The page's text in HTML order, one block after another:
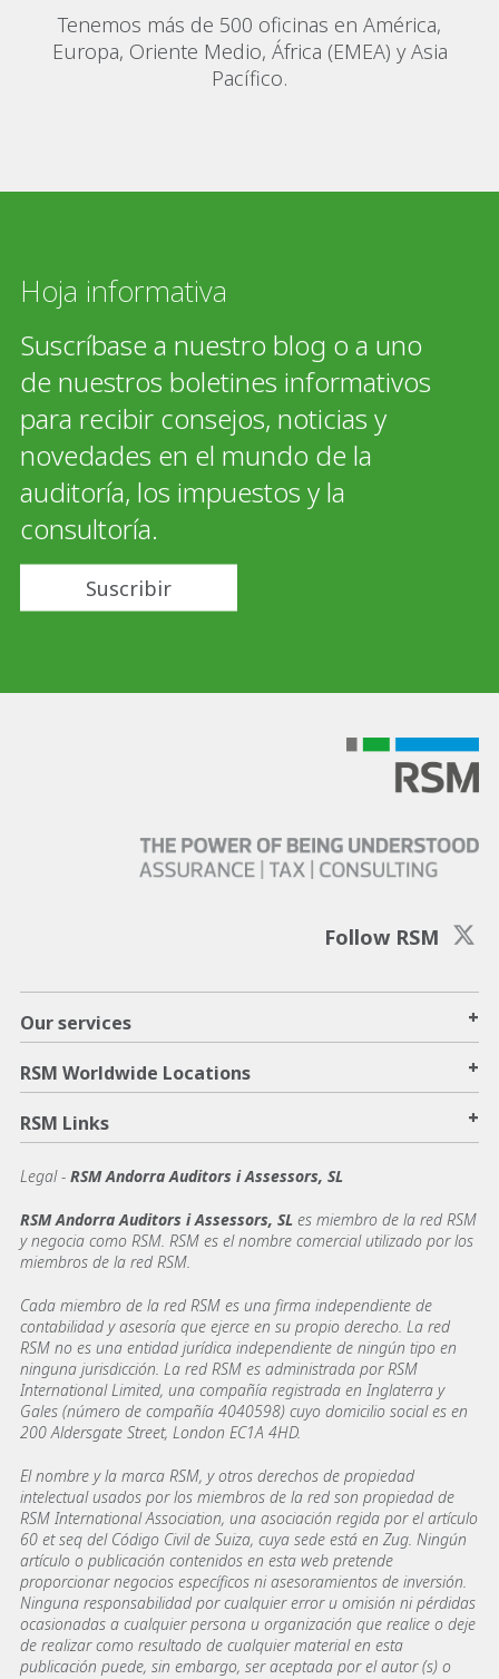
Tenemos más de 500 oficinas en América,
Europa, Oriente Medio, África (EMEA) y Asia
Pacífico.
Hoja informativa
Suscríbase a nuestro blog o a uno
de nuestros boletines informativos
para recibir consejos, noticias y
novedades en el mundo de la
auditoría, los impuestos y la
consultoría.
Suscribir
Follow RSM
Our services +
RSM Worldwide Locations +
RSM Links +
Legal - RSM Andorra Auditors i Assessors, SL
RSM Andorra Auditors i Assessors, SL es miembro de la red RSM
y negocia como RSM. RSM es el nombre comercial utilizado por los
miembros de la red RSM.
Cada miembro de la red RSM es una firma independiente de
contabilidad y asesoría que ejerce en su propio derecho. La red
RSM no es una entidad jurídica independiente de ningún tipo en
ninguna jurisdicción. La red RSM es administrada por RSM
International Limited, una compañía registrada en Inglaterra y
Gales (número de compañía 4040598) cuyo domicilio social es en
200 Aldersgate Street, London EC1A 4HD.
El nombre y la marca RSM, y otros derechos de propiedad
intelectual usados por los miembros de la red son propiedad de
RSM International Association, una asociación regida por el artículo
60 et seq del Código Civil de Suiza, cuya sede está en Zug. Ningún
artículo o publicación contenidos en esta web pretende
proporcionar negocios específicos ni asesoramientos de inversión.
Ninguna responsabilidad por cualquier error u omisión ni pérdidas
ocasionadas a cualquier persona u organización que realice o deje
de realizar como resultado de cualquier material en esta
publicación puede, sin embargo, ser aceptada por el autor (s) o